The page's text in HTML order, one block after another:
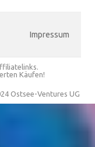
Impressum
Käufen!
Ostsee-Ventures UG